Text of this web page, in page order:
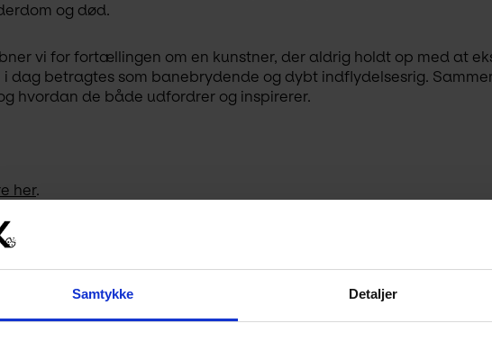
Samtykke Detaljer
og død.
vi for fortællingen om en kunstner, der aldrig holdt op med at
i dag betragtes som banebrydende og dybt indflydelsesrig.
hvordan de både udfordrer og inspirerer.
her.